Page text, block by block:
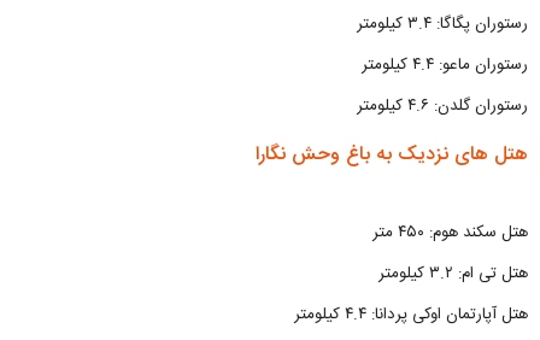
رستوران پگاگا: ۳.۴ کیلومتر
رستوران ماعو: ۴.۴ کیلومتر
رستوران گلدن: ۴.۶ کیلومتر
هتل های نزدیک به باغ وحش نگارا
هتل سکند هوم: ۴۵۰ متر
هتل تی ام: ۳.۲ کیلومتر
هتل آپارتمان اوکی پردانا: ۴.۴ کیلومتر